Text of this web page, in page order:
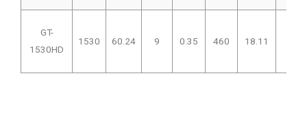
GT-
1530HD
1530 60.24 9 0.35 460 18.11